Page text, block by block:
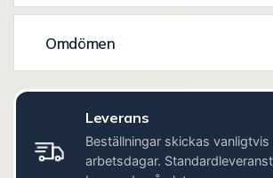
Omdömen
Leverans
Beställningar skickas vanligtvis
arbetsdagar.